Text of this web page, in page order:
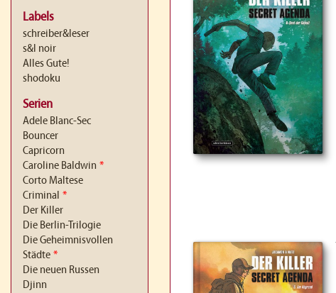
Labels
schreiber&leser
s&l noir
Alles Gute!
shodoku
Serien
Adele Blanc-Sec
Bouncer
Capricorn
Caroline Baldwin *
Corto Maltese
Criminal *
Der Killer
Die Berlin-Trilogie
Die Geheimnisvollen
Städte *
Die neuen Russen
Djinn